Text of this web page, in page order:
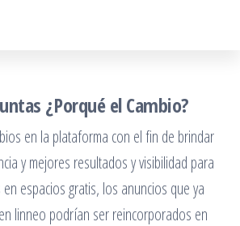
¿Porqué el Cambio?
en la plataforma con el fin de brindar
y mejores resultados y visibilidad para
espacios gratis, los anuncios que ya
linneo podrían ser reincorporados en